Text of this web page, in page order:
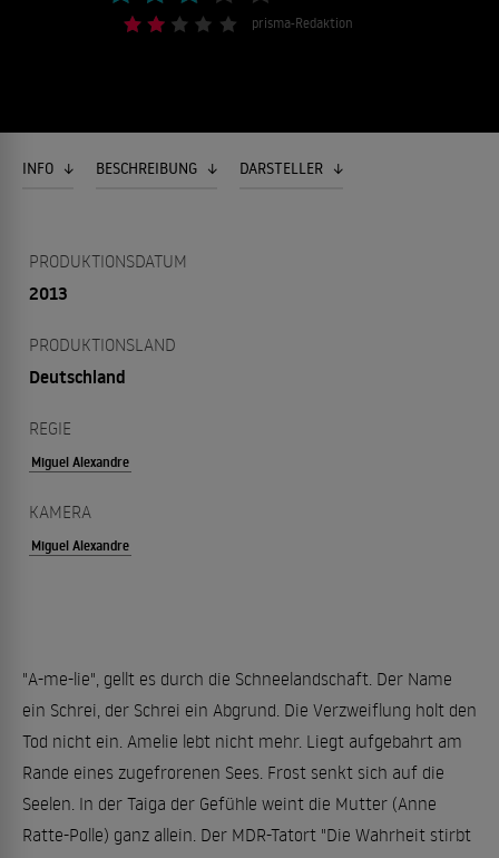
prisma-Redaktion
INFO BESCHREIBUNG DARSTELLER
PRODUKTIONSDATUM
2013
PRODUKTIONSLAND
Deutschland
REGIE
Miguel Alexandre
KAMERA
Miguel Alexandre
"A-me-lie", gellt es durch die Schneelandschaft. Der Name
ein Schrei, der Schrei ein Abgrund. Die Verzweiflung holt den
Tod nicht ein. Amelie lebt nicht mehr. Liegt aufgebahrt am
Rande eines zugefrorenen Sees. Frost senkt sich auf die
Seelen. In der Taiga der ­Gefühle weint die Mutter (Anne
Ratte-Polle) ganz allein. Der MDR-Tatort "Die Wahrheit stirbt